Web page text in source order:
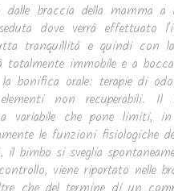
braccia della mamma a
dove verrà effettuato
tranquillità e quindi con
immobile e a
bonifica orale: terapie di
non recuperabili. Il
variabile che pone limiti,
le funzioni fisiologiche
il bimbo si sveglia
viene riportato nelle